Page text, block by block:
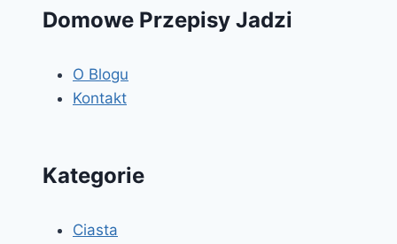
Domowe Przepisy Jadzi
O Blogu
Kontakt
Kategorie
Ciasta